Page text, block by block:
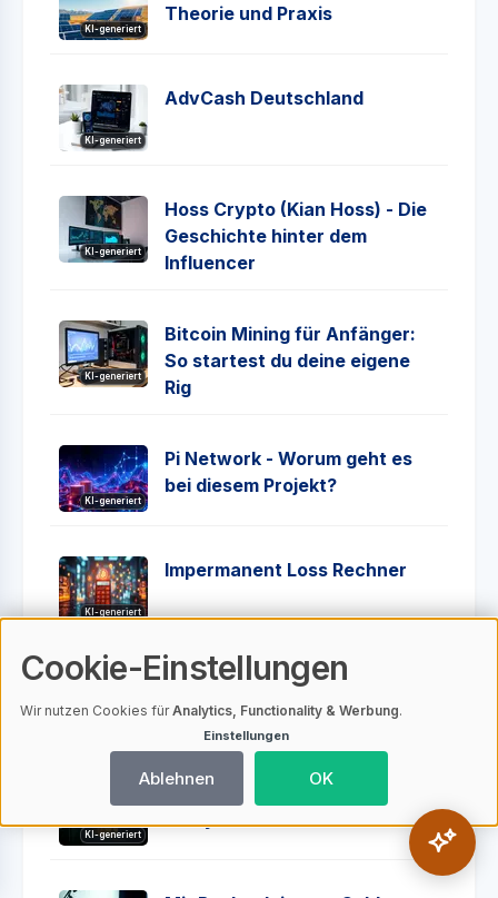
KI-generiert
Theorie und Praxis
KI-generiert
AdvCash Deutschland
KI-generiert
Hoss Crypto (Kian Hoss) - Die
Geschichte hinter dem
Influencer
KI-generiert
Bitcoin Mining für Anfänger:
So startest du deine eigene
Rig
KI-generiert
Pi Network - Worum geht es
bei diesem Projekt?
KI-generiert
Impermanent Loss Rechner
Bitcoin Spot ETF Bedeutung
KI-generiert
Glamjet - Eine kritische
Cookie-Einstellungen
Wir nutzen Cookies fürAnalytics, Functionality & Werbung.
Einstellungen
Ablehnen OK